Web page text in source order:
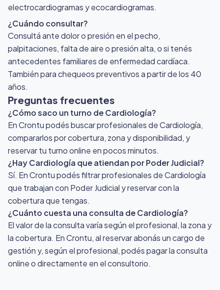
electrocardiogramas y ecocardiogramas.
¿Cuándo consultar?
Consultá ante dolor o presión en el pecho,
palpitaciones, falta de aire o presión alta, o si tenés
antecedentes familiares de enfermedad cardíaca.
También para chequeos preventivos a partir de los 40
años.
Preguntas frecuentes
¿Cómo saco un turno de Cardiología?
En Crontu podés buscar profesionales de Cardiología,
compararlos por cobertura, zona y disponibilidad, y
reservar tu turno online en pocos minutos.
¿Hay Cardiología que atiendan por Poder Judicial?
Sí. En Crontu podés filtrar profesionales de Cardiología
que trabajan con Poder Judicial y reservar con la
cobertura que tengas.
¿Cuánto cuesta una consulta de Cardiología?
El valor de la consulta varía según el profesional, la zona y
la cobertura. En Crontu, al reservar abonás un cargo de
gestión y, según el profesional, podés pagar la consulta
online o directamente en el consultorio.